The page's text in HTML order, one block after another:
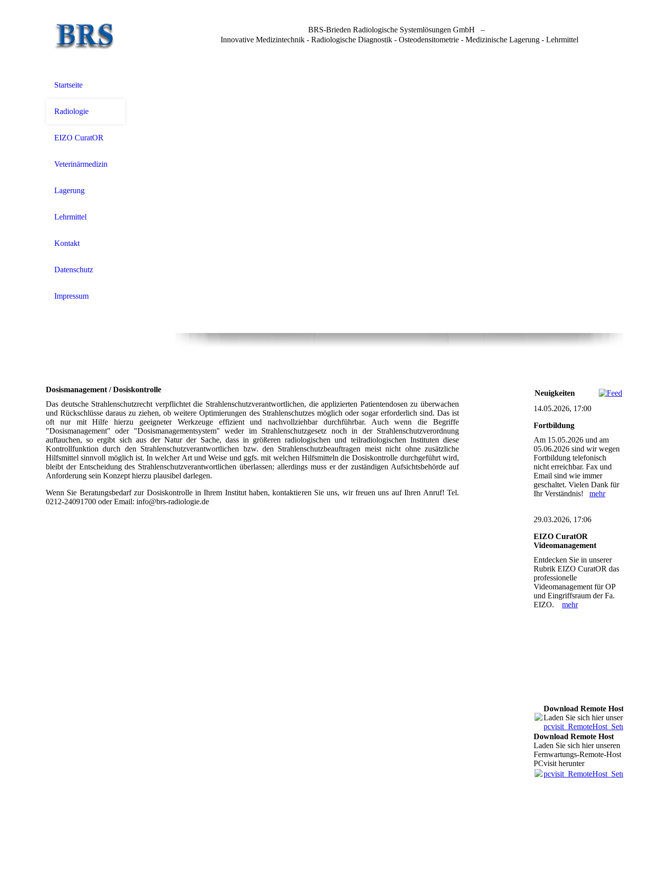
BRS-Brieden Radiologische Systemlösungen GmbH
–
Innovative Medizintechnik - Radiologische Diagnostik - Osteodensitometrie - Medizinische Lagerung - Lehrmittel
Startseite
Radiologie
EIZO CuratOR
Veterinärmedizin
Lagerung
Lehrmittel
Kontakt
Datenschutz
Impressum
Dosismanagement / Dosiskontrolle
Das deutsche Strahlenschutzrecht verpflichtet die Strahlenschutzverantwortlichen, die applizierten Patientendosen zu überwachen
und Rückschlüsse daraus zu ziehen, ob weitere Optimierungen des Strahlenschutzes möglich oder sogar erforderlich sind. Das ist
oft nur mit Hilfe hierzu geeigneter Werkzeuge effizient und nachvollziehbar durchführbar. Auch wenn die Begriffe
"Dosismanagement" oder "Dosismanagementsystem" weder im Strahlenschutzgesetz noch in der Strahlenschutzverordnung
auftauchen, so ergibt sich aus der Natur der Sache, dass in größeren radiologischen und teilradiologischen Instituten diese
Kontrollfunktion durch den Strahlenschutzverantwortlichen bzw. den Strahlenschutzbeauftragen meist nicht ohne zusätzliche
Hilfsmittel sinnvoll möglich ist. In welcher Art und Weise und ggfs. mit welchen Hilfsmitteln die Dosiskontrolle durchgeführt wird,
bleibt der Entscheidung des Strahlenschutzverantwortlichen überlassen; allerdings muss er der zuständigen Aufsichtsbehörde auf
Anforderung sein Konzept hierzu plausibel darlegen.
Wenn Sie Beratungsbedarf zur Dosiskontrolle in Ihrem Institut haben, kontaktieren Sie uns, wir freuen uns auf Ihren Anruf! Tel.
0212-24091700 oder Email: info@brs-radiologie.de
Neuigkeiten
14.05.2026, 17:00
Fortbildung
Am 15.05.2026 und am
05.06.2026 sind wir wegen
Fortbildung telefonisch
nicht erreichbar. Fax und
Email sind wie immer
geschaltet. Vielen Dank für
Ihr Verständnis! mehr
29.03.2026, 17:06
EIZO CuratOR
Videomanagement
Entdecken Sie in unserer
Rubrik EIZO CuratOR das
professionelle
Videomanagement für OP
und Eingriffsraum der Fa.
EIZO. mehr
Download Remote Host
Laden Sie sich hier unseren
Download Remote Host
Laden Sie sich hier unseren
Fernwartungs-Remote-Host
PCvisit herunter